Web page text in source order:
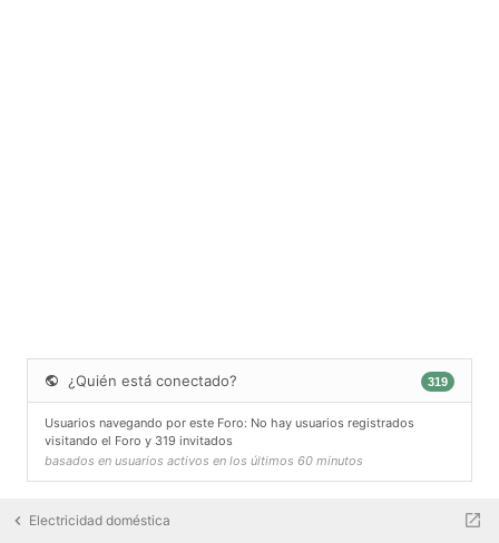
¿Quién está conectado? 319
Usuarios navegando por este Foro: No hay usuarios registrados
visitando el Foro y 319 invitados
basados en usuarios activos en los últimos 60 minutos
Electricidad doméstica